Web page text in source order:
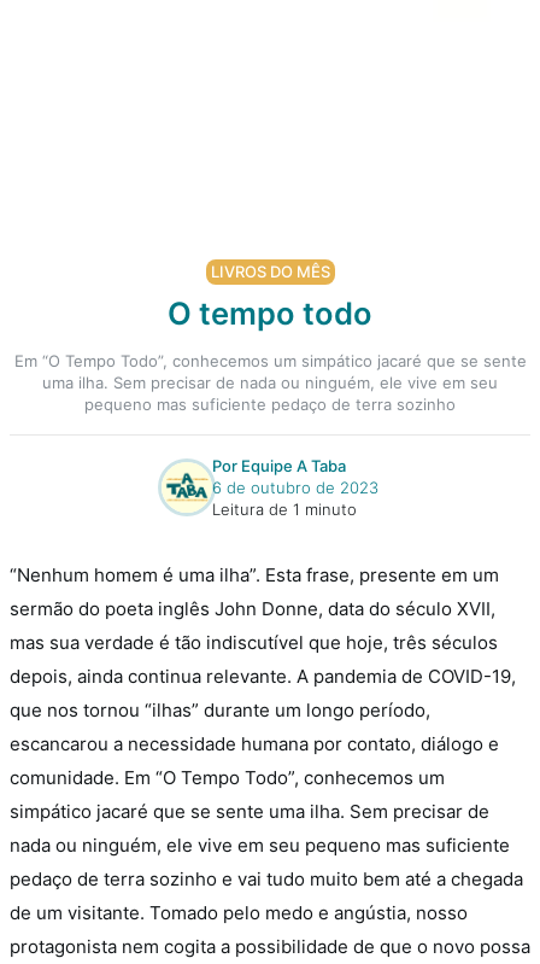
LIVROS DO MÊS
O tempo todo
Em “O Tempo Todo”, conhecemos um simpático jacaré que se sente
uma ilha. Sem precisar de nada ou ninguém, ele vive em seu
pequeno mas suficiente pedaço de terra sozinho
Por Equipe A Taba
6 de outubro de 2023
Leitura de 1 minuto
“Nenhum homem é uma ilha”. Esta frase, presente em um
sermão do poeta inglês John Donne, data do século XVII,
mas sua verdade é tão indiscutível que hoje, três séculos
depois, ainda continua relevante. A pandemia de COVID-19,
que nos tornou “ilhas” durante um longo período,
escancarou a necessidade humana por contato, diálogo e
comunidade. Em “O Tempo Todo”, conhecemos um
simpático jacaré que se sente uma ilha. Sem precisar de
nada ou ninguém, ele vive em seu pequeno mas suficiente
pedaço de terra sozinho e vai tudo muito bem até a chegada
de um visitante. Tomado pelo medo e angústia, nosso
protagonista nem cogita a possibilidade de que o novo possa